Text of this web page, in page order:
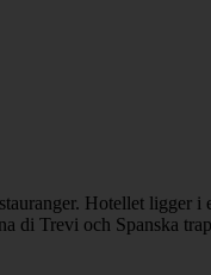
Hotellet
di Trevi och Spanska